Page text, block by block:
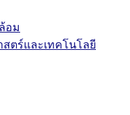
อม
ตร์และเทคโนโลยี